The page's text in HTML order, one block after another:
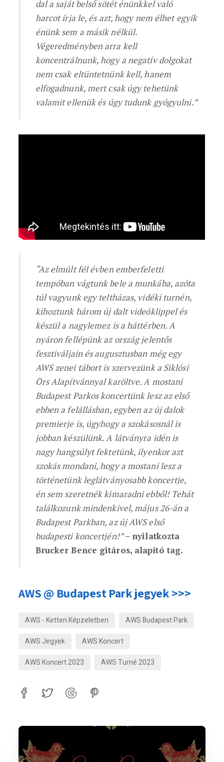
dal a saját belső sötét énünkkel való
harcot írja le, és azt, hogy nem élhet egyik
énünk sem a másik nélkül.
Végeredményben arra kell
koncentrálnunk, hogy a negatív dolgokat
nem csak eltüntetnünk kell, hanem
elfogadnunk, mert csak úgy tehetünk
valamit ellenük és úgy tudunk gyógyulni.”
“Az elmúlt fél évben emberfeletti
tempóban vágtunk bele a munkába, azóta
túl vagyunk egy teltházas, vidéki turnén,
kihoztunk három új dalt videóklippel és
készül a nagylemez is a háttérben. A
nyáron fellépünk az ország jelentős
fesztiváljain és augusztusban még egy
AWS zenei tábort is szervezünk a Siklósi
Örs Alapítvánnyal karöltve. A mostani
Budapest Parkos koncertünk lesz az első
ebben a felállásban, egyben az új dalok
premierje is, úgyhogy a szokásosnál is
jobban készülünk. A látványra idén is
nagy hangsúlyt fektetünk, ilyenkor azt
szokás mondani, hogy a mostani lesz a
történetünk leglátványosabb koncertje,
én sem szeretnék kimaradni ebből! Tehát
találkozunk mindenkivel, május 26-án a
Budapest Parkban, az új AWS első
budapesti koncertjén!”– nyilatkozta
Brucker Bence gitáros, alapító tag.
AWS @ Budapest Park jegyek >>>
AWS - Ketten Képzeletben
AWS Budapest Park
AWS Jegyek
AWS Koncert
AWS Koncert 2023
AWS Turné 2023